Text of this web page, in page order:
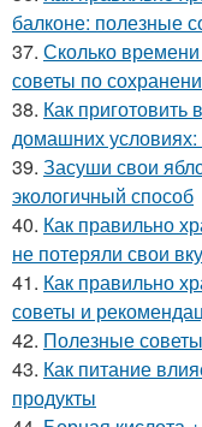
балконе: полезные
37. Сколько
советы по
38. Как
домашних условиях:
39. Засуши свои
экологичный способ
40. Как правильно
не потеряли свои
41. Как правильно
советы и
42. Полезные
43. Как питание
продукты